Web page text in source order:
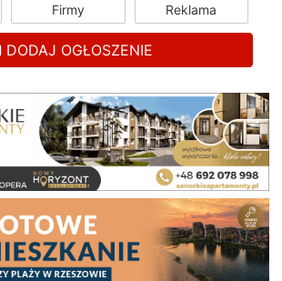
Firmy Reklama
DODAJ OGŁOSZENIE